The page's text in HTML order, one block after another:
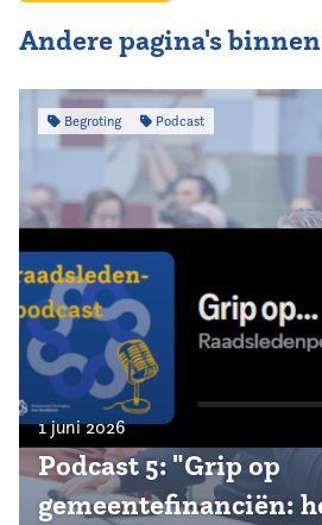
Andere pagina's
Begroting Podcast
1 juni 2026
Podcast 5: "Grip op
gemeentefinanciën: